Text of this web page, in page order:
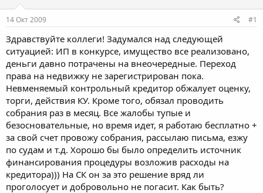
е
м
ы
л
14 Окт 2009 #1
Здравствуйте коллеги! Задумался над следующей
ситуацией: ИП в конкурсе, имущество все реализовано,
деньги давно потрачены на внеочередные. Переход
права на недвижку не зарегистрирован пока.
Невменяемый контрольный кредитор обжалует оценку,
торги, действия КУ. Кроме того, обязал проводить
собрания раз в месяц. Все жалобы тупые и
безосновательные, но время идет, я работаю бесплатно +
за свой счет провожу собрания, рассылаю письма, езжу
по судам и т.д. Хорошо бы было определить источник
финансирования процедуры возложив расходы на
кредитора))) На СК он за это решение вряд ли
проголосует и добровольно не погасит. Как быть?